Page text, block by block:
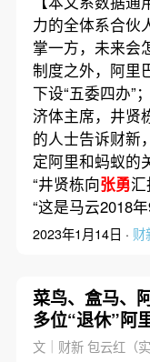
力的全体系合伙
掌一方，未来
制度之外，阿里
下设“五委四办”
济体主席，井贤
的人士告诉财新
定阿里和蚂蚁的
“井贤栋向张勇汇
“这是马云2018
2023年1月14日 · 财
菜鸟、盒马、
多位“退休”阿
事会
文｜财新 包云红（实